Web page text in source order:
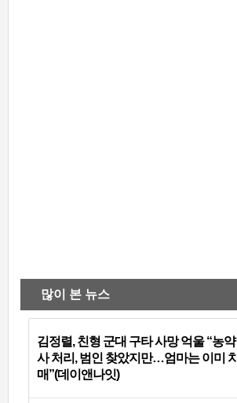
많이 본 뉴스
김정렬, 친형 군대 구타 사망 억울 “농약
사 처리, 범인 찾았지만…엄마는 이미 치
매”(데이앤나잇)